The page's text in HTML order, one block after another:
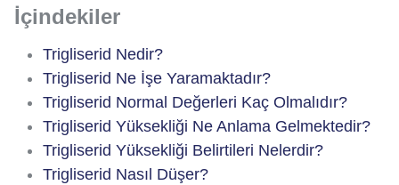
İçindekiler
Trigliserid Nedir?
Trigliserid Ne İşe Yaramaktadır?
Trigliserid Normal Değerleri Kaç Olmalıdır?
Trigliserid Yüksekliği Ne Anlama Gelmektedir?
Trigliserid Yüksekliği Belirtileri Nelerdir?
Trigliserid Nasıl Düşer?